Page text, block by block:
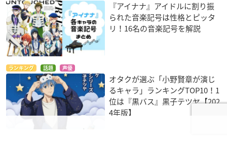
『アイナナ』アイドルに割り振
られた音楽記号は性格とピッタ
リ！16名の音楽記号を解説
ランキング 話題 声優
オタクが選ぶ「小野賢章が演じ
るキャラ」ランキングTOP10！1
位は『黒バス』黒子テツヤ【202
4年版】